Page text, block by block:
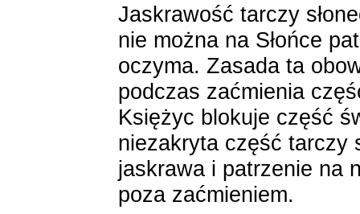
Jaskrawość tarczy
nie można na Słońce
oczyma. Zasada ta
podczas zaćmienia
Księżyc blokuje część
niezakryta część tarczy
jaskrawa i patrzenie na
poza zaćmieniem.